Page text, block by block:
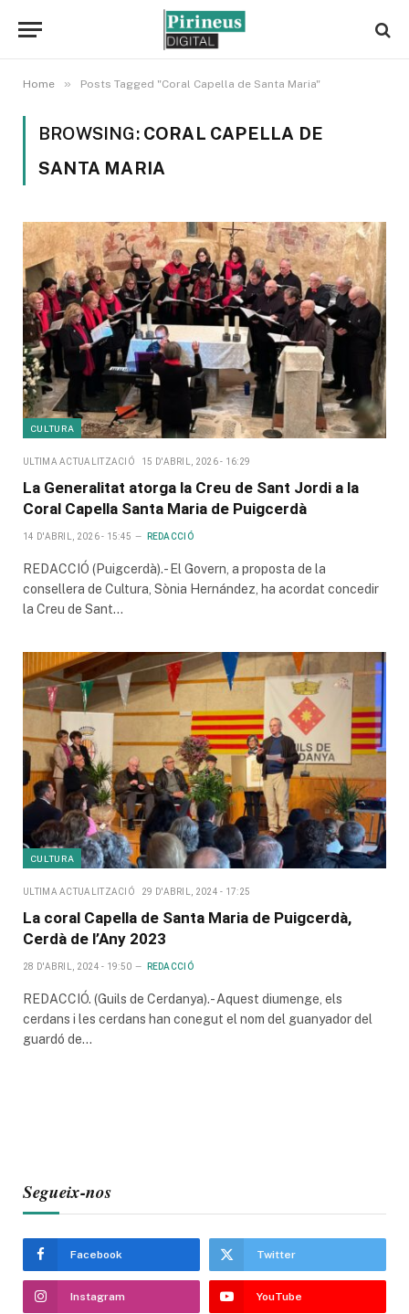
Home » Posts Tagged "Coral Capella de Santa Maria"
BROWSING: CORAL CAPELLA DE
SANTA MARIA
CULTURA
ULTIMA ACTUALITZACIÓ 15 D'ABRIL, 2026 - 16:29
La Generalitat atorga la Creu de Sant Jordi a la
Coral Capella Santa Maria de Puigcerdà
14 D'ABRIL, 2026 - 15:45 REDACCIÓ
REDACCIÓ (Puigcerdà).- El Govern, a proposta de la
consellera de Cultura, Sònia Hernández, ha acordat concedir
la Creu de Sant…
CULTURA
ULTIMA ACTUALITZACIÓ 29 D'ABRIL, 2024 - 17:25
La coral Capella de Santa Maria de Puigcerdà,
Cerdà de l’Any 2023
28 D'ABRIL, 2024 - 19:50 REDACCIÓ
REDACCIÓ. (Guils de Cerdanya).- Aquest diumenge, els
cerdans i les cerdans han conegut el nom del guanyador del
guardó de…
Segueix-nos
Facebook Twitter
Instagram YouTube